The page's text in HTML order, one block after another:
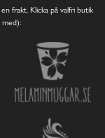
frakt. Klicka på valfri butik
med):